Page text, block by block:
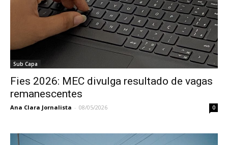
Sub Capa
Fies 2026: MEC divulga resultado de vagas
remanescentes
Ana Clara Jornalista - 08/05/2026 0